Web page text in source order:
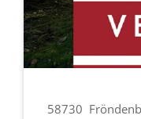
58730